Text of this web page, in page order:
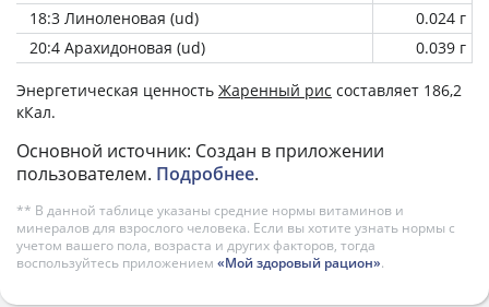
18:3 Линоленовая (ud)
0.024 г
20:4 Арахидоновая (ud)
0.039 г
Энергетическая ценность Жаренный рис составляет 186,2
кКал.
Основной источник: Создан в приложении
пользователем. Подробнее.
** В данной таблице указаны средние нормы витаминов и
минералов для взрослого человека. Если вы хотите узнать нормы с
учетом вашего пола, возраста и других факторов, тогда
воспользуйтесь приложением «Мой здоровый рацион».